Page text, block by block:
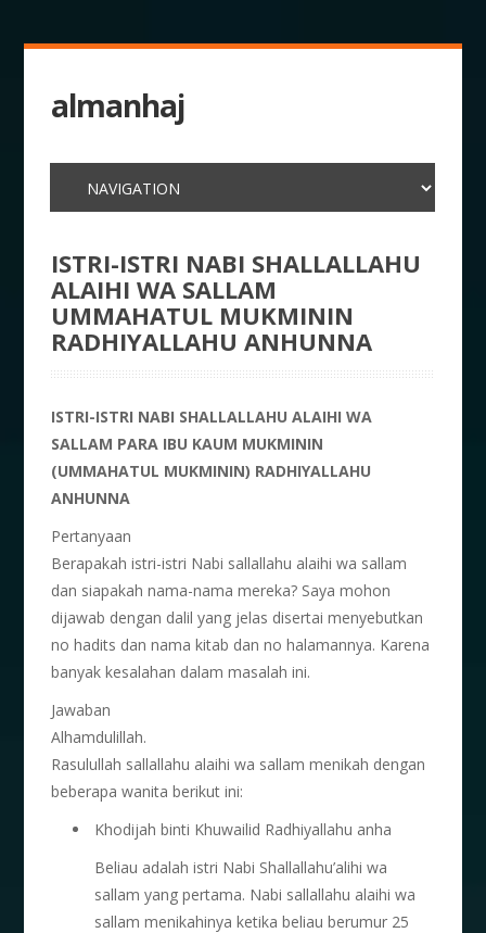
almanhaj
ISTRI-ISTRI NABI SHALLALLAHU
ALAIHI WA SALLAM
UMMAHATUL MUKMININ
RADHIYALLAHU ANHUNNA
ISTRI-ISTRI NABI SHALLALLAHU ALAIHI WA
SALLAM PARA IBU KAUM MUKMININ
(UMMAHATUL MUKMININ) RADHIYALLAHU
ANHUNNA
Pertanyaan
Berapakah istri-istri Nabi sallallahu alaihi wa sallam
dan siapakah nama-nama mereka? Saya mohon
dijawab dengan dalil yang jelas disertai menyebutkan
no hadits dan nama kitab dan no halamannya. Karena
banyak kesalahan dalam masalah ini.
Jawaban
Alhamdulillah.
Rasulullah sallallahu alaihi wa sallam menikah dengan
beberapa wanita berikut ini:
Khodijah binti Khuwailid Radhiyallahu anha
Beliau adalah istri Nabi Shallallahu’alihi wa
sallam yang pertama. Nabi sallallahu alaihi wa
sallam menikahinya ketika beliau berumur 25